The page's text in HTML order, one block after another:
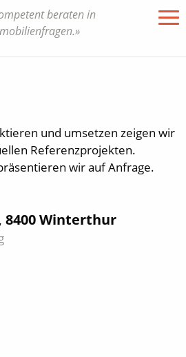
beraten in
und umsetzen zeigen wir
Referenzprojekten.
wir auf Anfrage.
Winterthur